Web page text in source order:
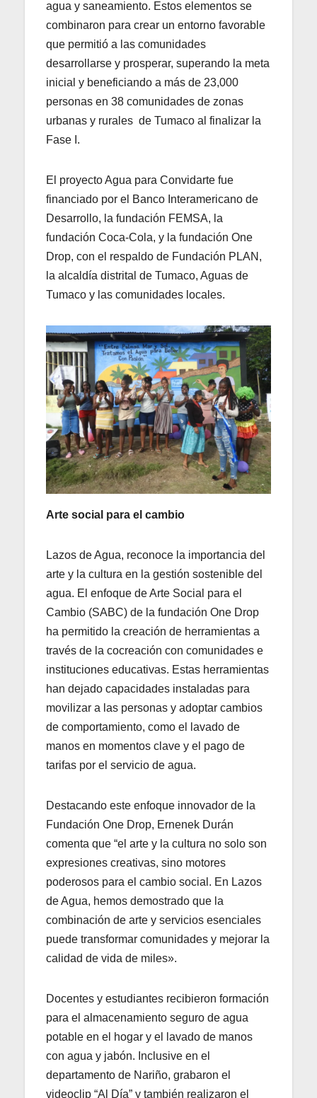
agua y saneamiento. Estos elementos se
combinaron para crear un entorno favorable
que permitió a las comunidades
desarrollarse y prosperar, superando la meta
inicial y beneficiando a más de 23,000
personas en 38 comunidades de zonas
urbanas y rurales de Tumaco al finalizar la
Fase I.
El proyecto Agua para Convidarte fue
financiado por el Banco Interamericano de
Desarrollo, la fundación FEMSA, la
fundación Coca-Cola, y la fundación One
Drop, con el respaldo de Fundación PLAN,
la alcaldía distrital de Tumaco, Aguas de
Tumaco y las comunidades locales.
Arte social para el cambio
Lazos de Agua, reconoce la importancia del
arte y la cultura en la gestión sostenible del
agua. El enfoque de Arte Social para el
Cambio (SABC) de la fundación One Drop
ha permitido la creación de herramientas a
través de la cocreación con comunidades e
instituciones educativas. Estas herramientas
han dejado capacidades instaladas para
movilizar a las personas y adoptar cambios
de comportamiento, como el lavado de
manos en momentos clave y el pago de
tarifas por el servicio de agua.
Destacando este enfoque innovador de la
Fundación One Drop, Ernenek Durán
comenta que “el arte y la cultura no solo son
expresiones creativas, sino motores
poderosos para el cambio social. En Lazos
de Agua, hemos demostrado que la
combinación de arte y servicios esenciales
puede transformar comunidades y mejorar la
calidad de vida de miles».
Docentes y estudiantes recibieron formación
para el almacenamiento seguro de agua
potable en el hogar y el lavado de manos
con agua y jabón. Inclusive en el
departamento de Nariño, grabaron el
videoclip “Al Día” y también realizaron el